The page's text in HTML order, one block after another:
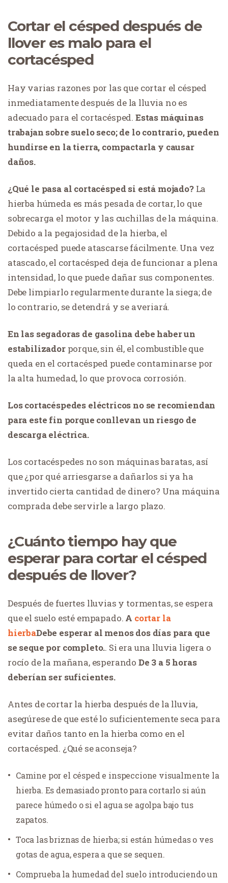
Cortar el césped después de
llover es malo para el
cortacésped
Hay varias razones por las que cortar el césped
inmediatamente después de la lluvia no es
adecuado para el cortacésped. Estas máquinas
trabajan sobre suelo seco; de lo contrario, pueden
hundirse en la tierra, compactarla y causar
daños.
¿Qué le pasa al cortacésped si está mojado?La
hierba húmeda es más pesada de cortar, lo que
sobrecarga el motor y las cuchillas de la máquina.
Debido a la pegajosidad de la hierba, el
cortacésped puede atascarse fácilmente. Una vez
atascado, el cortacésped deja de funcionar a plena
intensidad, lo que puede dañar sus componentes.
Debe limpiarlo regularmente durante la siega; de
lo contrario, se detendrá y se averiará.
En las segadoras de gasolina debe haber un
estabilizador porque, sin él, el combustible que
queda en el cortacésped puede contaminarse por
la alta humedad, lo que provoca corrosión.
Los cortacéspedes eléctricos no se recomiendan
para este fin porque conllevan un riesgo de
descarga eléctrica.
Los cortacéspedes no son máquinas baratas, así
que ¿por qué arriesgarse a dañarlos si ya ha
invertido cierta cantidad de dinero? Una máquina
comprada debe servirle a largo plazo.
¿Cuánto tiempo hay que
esperar para cortar el césped
después de llover?
Después de fuertes lluvias y tormentas, se espera
que el suelo esté empapado. A cortar la
hierbaDebe esperar al menos dos días para que
se seque por completo.. Si era una lluvia ligera o
rocío de la mañana, esperando De 3 a 5 horas
deberían ser suficientes.
Antes de cortar la hierba después de la lluvia,
asegúrese de que esté lo suficientemente seca para
evitar daños tanto en la hierba como en el
cortacésped. ¿Qué se aconseja?
Camine por el césped e inspeccione visualmente la
hierba. Es demasiado pronto para cortarlo si aún
parece húmedo o si el agua se agolpa bajo tus
zapatos.
Toca las briznas de hierba; si están húmedas o ves
gotas de agua, espera a que se sequen.
Comprueba la humedad del suelo introduciendo un